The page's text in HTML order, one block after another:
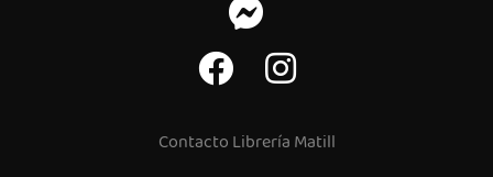
Contacto Librería Matill